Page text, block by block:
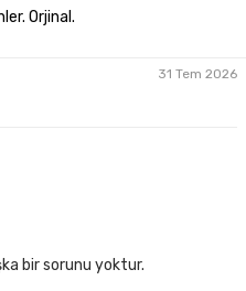
Orjinal.
31 Tem 2026
bir sorunu yoktur.